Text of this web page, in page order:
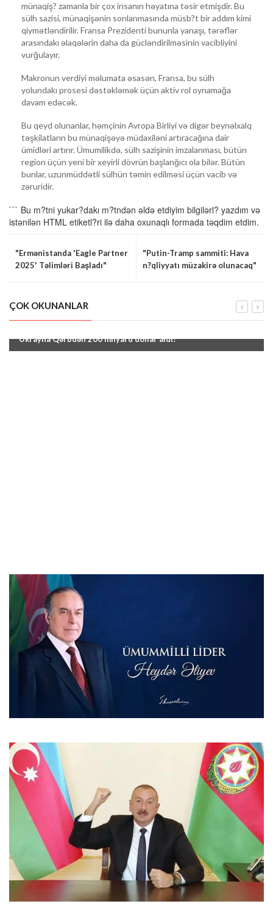
münaqiş? zamanla bir çox insanın həyatına təsir etmişdir. Bu
sülh sazisi, münaqişənin sonlanmasında müsb?t bir addım kimi
qiymətləndirilir. Fransa Prezidenti bununla yanaşı, tərəflər
arasındakı əlaqələrin daha da gücləndirilməsinin vacibliyini
vurğulayır.
Makronun verdiyi məlumata əsasən, Fransa, bu sülh
yolundakı prosesi dəstəkləmək üçün aktiv rol oynamağa
davam edəcək.
Bu qeyd olunanlar, həmçinin Avropa Birliyi və digər beynəlxalq
təşkilatların bu münaqişəyə müdaxiləni artıracağına dair
ümidləri artırır. Ümumilikdə, sülh sazişinin imzalanması, bütün
region üçün yeni bir xeyirli dövrün başlanğıcı ola bilər. Bütün
bunlar, uzunmüddətli sülhün təmin edilməsi üçün vacib və
zəruridir.
``` Bu m?tni yukar?dakı m?tndən əldə etdiyim bilgilərl? yazdım və
istənilən HTML etiketl?ri ilə daha oxunaqlı formada təqdim etdim.
"Ermənistanda 'Eagle Partner
2025' Təlimləri Başladı"
"Putin-Tramp sammiti: Hava
n?qliyyatı müzakirə olunacaq"
ÇOK OKUNANLAR
"Ukrayna Qərbdən 200 milyard dollar aldı!"